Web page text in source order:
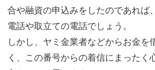
合や融資の申込みをしたのであれば
電話や取立ての電話でしょう。
しかし、ヤミ金業者などからお金を
く、この番号からの着信にまったく